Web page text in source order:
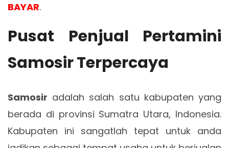
BAYAR.
Pusat Penjual Pertamini
Samosir Terpercaya
Samosir adalah salah satu kabupaten yang
berada di provinsi Sumatra Utara, Indonesia.
Kabupaten ini sangatlah tepat untuk anda